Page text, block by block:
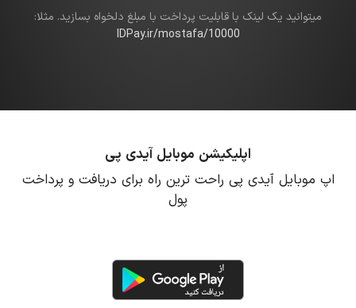
میتوانید یک لینک با قابلیت پرداخت با مبلغ دلخواه بسازید. مثلا:
IDPay.ir/mostafa/10000
اپلیکیشن موبایل آیدی پی
اپ موبایل آیدی پی راحت ترین راه برای دریافت و پرداخت
پول